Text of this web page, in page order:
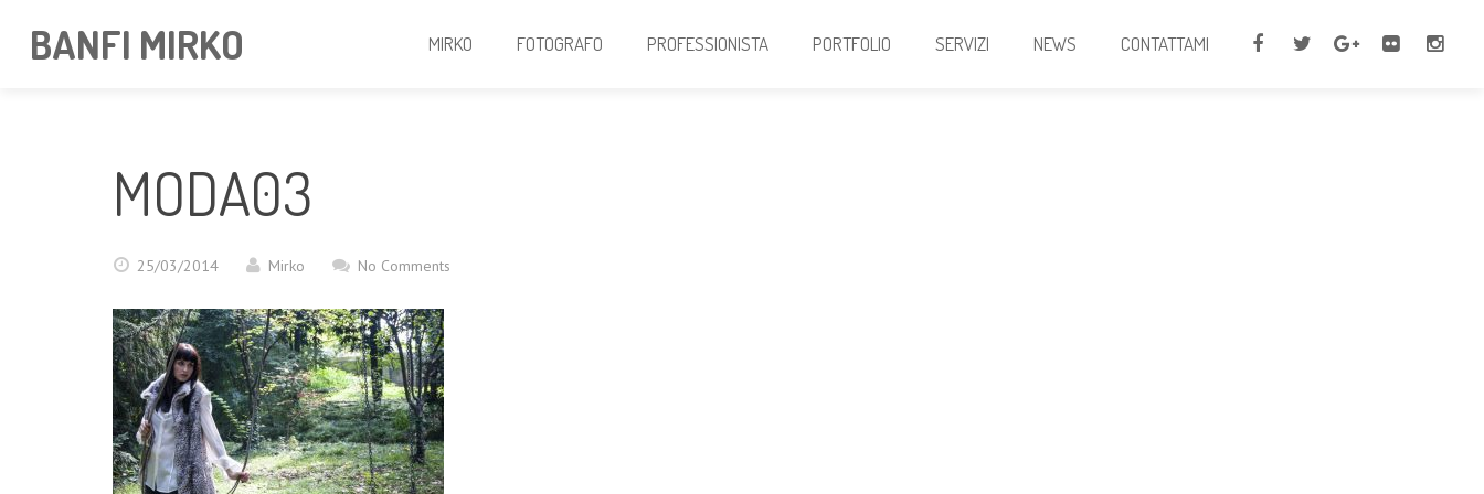
BANFI MIRKO MIRKO FOTOGRAFO PROFESSIONISTA PORTFOLIO SERVIZI NEWS CONTATTAMI
MODA03
25/03/2014 Mirko No Comments